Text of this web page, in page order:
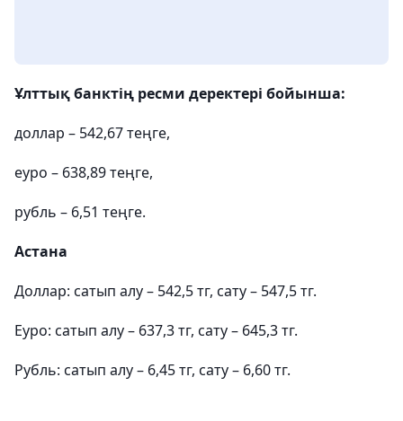
Ұлттық банктің ресми деректері бойынша:
доллар – 542,67 теңге,
еуро – 638,89 теңге,
рубль – 6,51 теңге.
Астана
Доллар: сатып алу – 542,5 тг, сату – 547,5 тг.
Еуро: сатып алу – 637,3 тг, сату – 645,3 тг.
Рубль: сатып алу – 6,45 тг, сату – 6,60 тг.